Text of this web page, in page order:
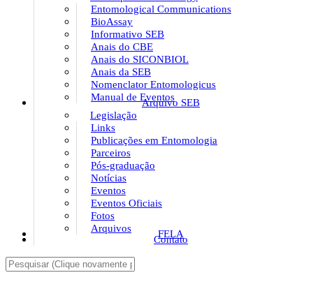
Entomological Communications
BioAssay
Informativo SEB
Anais do CBE
Anais do SICONBIOL
Anais da SEB
Nomenclator Entomologicus
Manual de Eventos
Arquivo SEB
Legislação
Links
Publicações em Entomologia
Parceiros
Pós-graduação
Notícias
Eventos
Eventos Oficiais
Fotos
Arquivos
FELA
Contato